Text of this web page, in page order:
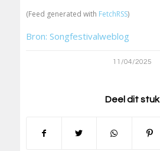
(Feed generated with FetchRSS)
Bron: Songfestivalweblog
11/04/2025
Deel dit stuk